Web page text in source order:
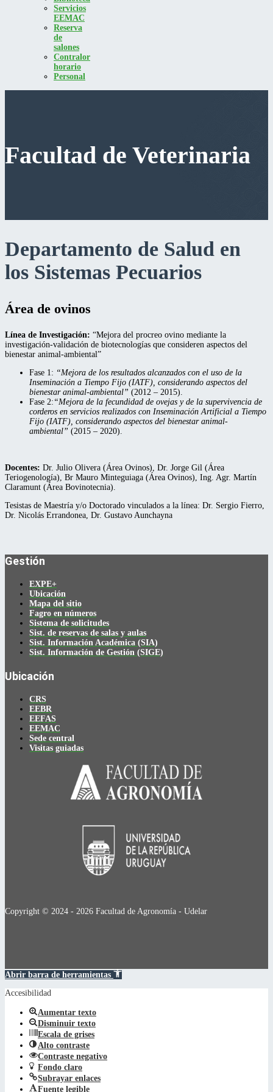
Servicios
EEMAC
Reserva
de
salones
Contralor
horario
Personal
Facultad de Veterinaria
Departamento de Salud en
los Sistemas Pecuarios
Área de ovinos
Línea de Investigación: “Mejora del procreo ovino mediante la
investigación-validación de biotecnologías que consideren aspectos del
bienestar animal-ambiental”
Fase 1: “Mejora de los resultados alcanzados con el uso de la
Inseminación a Tiempo Fijo (IATF), considerando aspectos del
bienestar animal-ambiental” (2012 – 2015).
Fase 2: “Mejora de la fecundidad de ovejas y de la supervivencia de
corderos en servicios realizados con Inseminación Artificial a Tiempo
Fijo (IATF), considerando aspectos del bienestar animal-
ambiental” (2015 – 2020).
Docentes: Dr. Julio Olivera (Área Ovinos), Dr. Jorge Gil (Área
Teriogenología), Br Mauro Minteguiaga (Área Ovinos), Ing. Agr. Martín
Claramunt (Área Bovinotecnia).
Tesistas de Maestría y/o Doctorado vinculados a la línea: Dr. Sergio Fierro,
Dr. Nicolás Errandonea, Dr. Gustavo Aunchayna
Gestión
EXPE+
Ubicación
Mapa del sitio
Fagro en números
Sistema de solicitudes
Sist. de reservas de salas y aulas
Sist. Información Académica (SIA)
Sist. Información de Gestión (SIGE)
Ubicación
CRS
EEBR
EEFAS
EEMAC
Sede central
Visitas guiadas
Copyright © 2024 - 2026 Facultad de Agronomía - Udelar
Abrir barra de herramientas
Accesibilidad
Aumentar texto
Disminuir texto
Escala de grises
Alto contraste
Contraste negativo
Fondo claro
Subrayar enlaces
Fuente legible